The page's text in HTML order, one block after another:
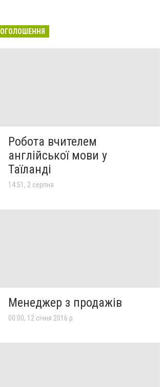
ОГОЛОШЕННЯ
Робота вчителем
англійської мови у
Таїланді
14:51, 2 серпня
Менеджер з продажів
00:00, 12 січня 2016 р.